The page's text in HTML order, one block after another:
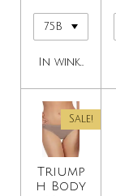
In
Sale!
Triump
h Body